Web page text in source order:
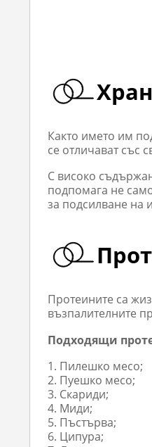
Както името им
се отличават със
С високо
подпомага не
за подсилване на
Протеините са
възпалителните
Подходящи
Пилешко месо;
Пуешко месо;
Скариди;
Миди;
Пъстърва;
Ципура;